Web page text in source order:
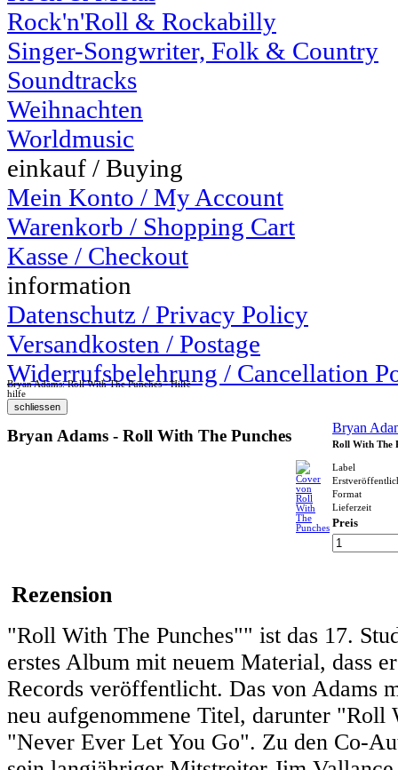
Rock'n'Roll & Rockabilly
Singer-Songwriter, Folk & Country
Soundtracks
Weihnachten
Worldmusic
einkauf / Buying
Mein Konto / My Account
Warenkorb / Shopping Cart
Kasse / Checkout
information
Datenschutz / Privacy Policy
Versandkosten / Postage
Widerrufsbelehrung / Cancellation
Bryan Adams: Roll With The Punches - Hilfe
hilfe
Bryan Adams - Roll With The Punches Bryan
Roll With The
Label
Format
Lieferzeit
Preis
Rezension
"Roll With The Punches"" ist das 17.
erstes Album mit neuem Material, dass
Records veröffentlicht. Das von Adams
neu aufgenommene Titel, darunter
"Never Ever Let You Go". Zu den Co-